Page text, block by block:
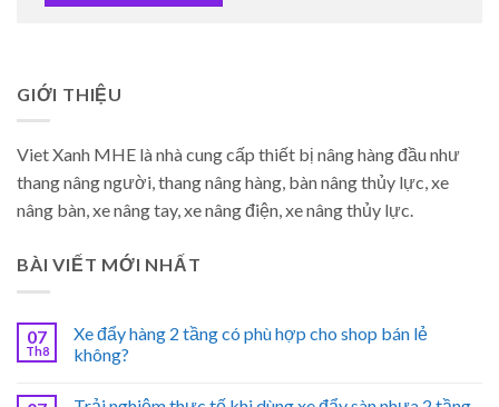
GIỚI THIỆU
Viet Xanh MHE là nhà cung cấp thiết bị nâng hàng đầu như
thang nâng người, thang nâng hàng, bàn nâng thủy lực, xe
nâng bàn, xe nâng tay, xe nâng điện, xe nâng thủy lực.
BÀI VIẾT MỚI NHẤT
07
Th8
Xe đẩy hàng 2 tầng có phù hợp cho shop bán lẻ
không?